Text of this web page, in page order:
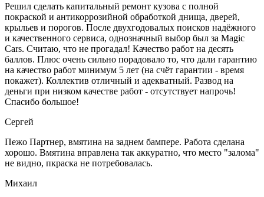
Решил сделать капитальный ремонт кузова с полной
покраской и антикоррозийной обработкой днища, дверей,
крыльев и порогов. После двухгодовалых поисков надёжного
и качественного сервиса, однозначный выбор был за Magic
Cars. Считаю, что не прогадал! Качество работ на десять
баллов. Плюс очень сильно порадовало то, что дали гарантию
на качество работ минимум 5 лет (на счёт гарантии - время
покажет). Коллектив отличный и адекватный. Развод на
деньги при низком качестве работ - отсутствует напрочь!
Спасибо большое!
Сергей
Пежо Партнер, вмятина на заднем бампере. Работа сделана
хорошо. Вмятина вправлена так аккуратно, что место "залома"
не видно, пкраска не потребовалась.
Михаил